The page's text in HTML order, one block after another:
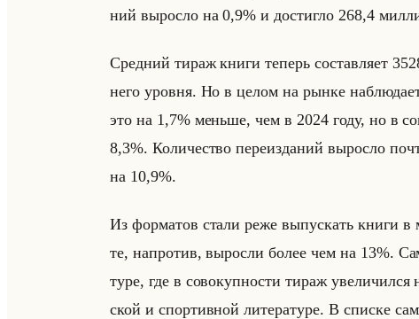
ний вы­рос­ло на 0,9% и до­стиг­ло 268,4
Сред­ний тираж книги те­перь со­став­ля­ет
не­го уров­ня. Но в целом на рынке
это на 1,7% меньше, чем в 2024 году, но в
8,3%. Ко­ли­че­ство пе­ре­из­да­ний вы­рос­ло
на 10,9%.
Из фор­ма­тов стали реже вы­пус­кать книги
те, на­про­тив, вы­рос­ли более чем на 13%.
ту­ре, где в со­во­куп­но­сти тираж
ской и спор­тив­ной ли­те­ра­ту­ре. В спис­ке